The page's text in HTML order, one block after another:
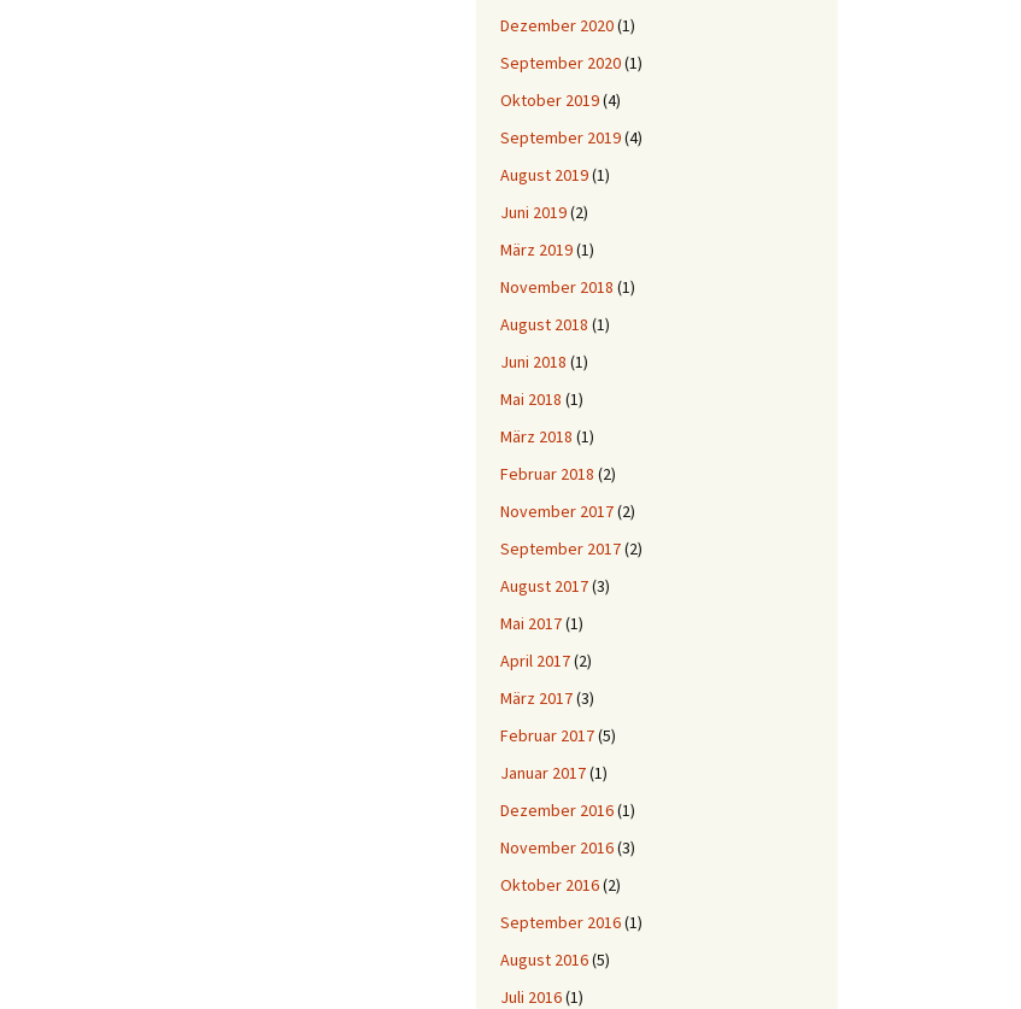
Dezember 2020(1)
September 2020(1)
Oktober 2019(4)
September 2019(4)
August 2019(1)
Juni 2019(2)
März 2019(1)
November 2018 (1)
August 2018 (1)
Juni 2018 (1)
Mai 2018 (1)
März 2018 (1)
Februar 2018 (2)
November 2017(2)
September 2017(2)
August 2017(3)
Mai 2017(1)
April 2017(2)
März 2017(3)
Februar 2017(5)
Januar 2017(1)
Dezember 2016(1)
November 2016(3)
Oktober 2016(2)
September 2016(1)
August 2016(5)
Juli 2016(1)